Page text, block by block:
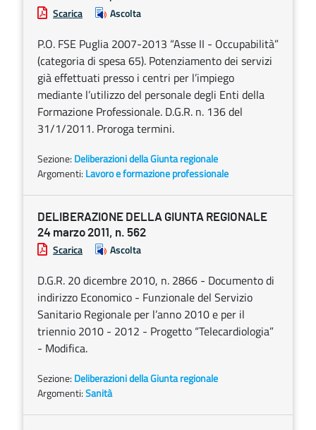
Scarica Ascolta
P.O. FSE Puglia 2007-2013 “Asse II - Occupabilità”
(categoria di spesa 65). Potenziamento dei servizi
già effettuati presso i centri per l’impiego
mediante l’utilizzo del personale degli Enti della
Formazione Professionale. D.G.R. n. 136 del
31/1/2011. Proroga termini.
Sezione: Deliberazioni della Giunta regionale
Argomenti: Lavoro e formazione professionale
DELIBERAZIONE DELLA GIUNTA REGIONALE
24 marzo 2011, n. 562
Scarica Ascolta
D.G.R. 20 dicembre 2010, n. 2866 - Documento di
indirizzo Economico - Funzionale del Servizio
Sanitario Regionale per l’anno 2010 e per il
triennio 2010 - 2012 - Progetto “Telecardiologia”
- Modifica.
Sezione: Deliberazioni della Giunta regionale
Argomenti:Sanità